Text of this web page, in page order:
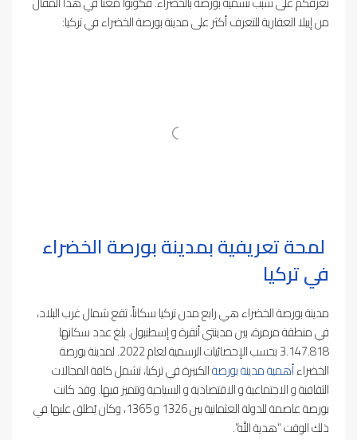
من إيبلا العقارية للتعرف أكثر على مدينة بورصة الخضراء في تركيا:
لمحة تعريفية بمدينة بورصة الخضراء
في تركيا
مدينة بورصة الخضراء هي رابع مدن تركيا سكاناً، تقع شمال غرب البلاد،
في منطقة مرمرة، بين مدينتي أنقرة و إسطنبول. بلغ عدد سكانها
3.147.818 بحسب الإحصائيات الرسمية لعام 2022. لمدينة بورصة
الخضراءأهمية مدينة بورصةالكبيرة في تركيا، تشمل كافة المجالات
الثقافية و الاجتماعية و الاقتصادية و السياحية وتتميز فيها. وقد كانت
بورصة عاصمة للدولة العثمانية بين 1326 و 1365، وكان يُطلق عليها في
ذلك الوقت “هدية الله”.